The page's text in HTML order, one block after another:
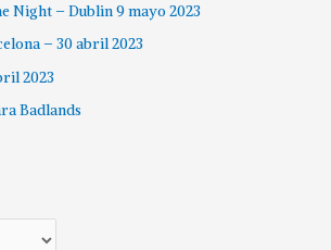
Night – Dublin 9 mayo 2023
– 30 abril 2023
2023
Badlands